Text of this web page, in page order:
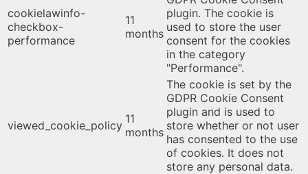
cookielawinfo-
checkbox-
performance
11
months
plugin. The cookie is
used to store the user
consent for the cookies
in the category
"Performance".
viewed_cookie_policy 11
months
The cookie is set by the
GDPR Cookie Consent
plugin and is used to
store whether or not user
has consented to the use
of cookies. It does not
store any personal data.